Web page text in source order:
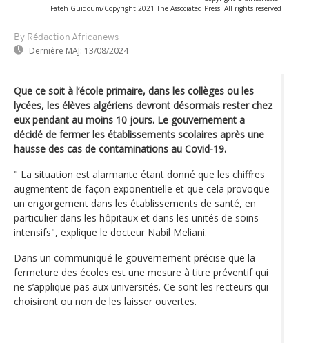
Fateh Guidoum/Copyright 2021 The Associated Press. All rights reserved
By Rédaction Africanews
Dernière MAJ: 13/08/2024
Que ce soit à l’école primaire, dans les collèges ou les
lycées, les élèves algériens devront désormais rester chez
eux pendant au moins 10 jours. Le gouvernement a
décidé de fermer les établissements scolaires après une
hausse des cas de contaminations au Covid-19.
" La situation est alarmante étant donné que les chiffres
augmentent de façon exponentielle et que cela provoque
un engorgement dans les établissements de santé, en
particulier dans les hôpitaux et dans les unités de soins
intensifs", explique le docteur Nabil Meliani.
Dans un communiqué le gouvernement précise que la
fermeture des écoles est une mesure à titre préventif qui
ne s’applique pas aux universités. Ce sont les recteurs qui
choisiront ou non de les laisser ouvertes.